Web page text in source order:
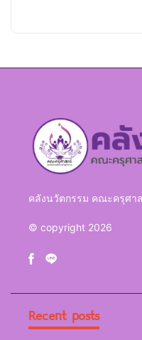
คลังนวัตกรรม คณะครุศา
© copyright 2026
Recent posts